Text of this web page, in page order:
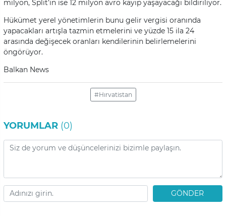
milyon, Split’in ise 12 milyon avro kayıp yaşayacağı bildiriliyor.
Hükümet yerel yönetimlerin bunu gelir vergisi oranında
yapacakları artışla tazmin etmelerini ve yüzde 15 ila 24
arasında değişecek oranları kendilerinin belirlemelerini
öngörüyor.
Balkan News
#Hırvatistan
YORUMLAR (0)
GÖNDER